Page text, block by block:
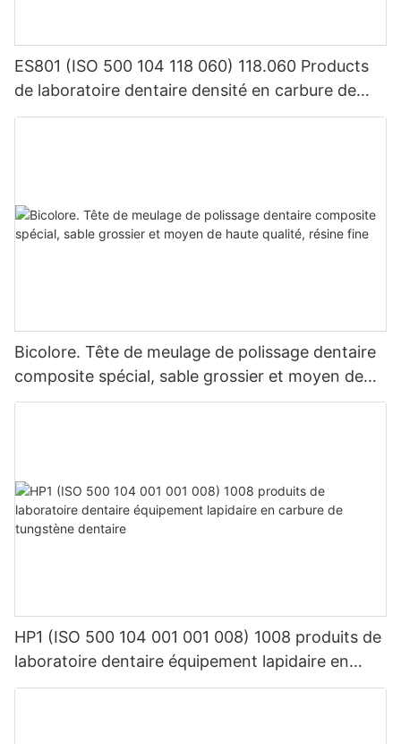
ES801 (ISO 500 104 118 060) 118.060 Products
de laboratoire dentaire densité en carbure de
tungstène
Bicolore. Tête de meulage de polissage dentaire
composite spécial, sable grossier et moyen de
haute qualité, résine fine
HP1 (ISO 500 104 001 001 008) 1008 produits de
laboratoire dentaire équipement lapidaire en
carbure de tungstène dentaire